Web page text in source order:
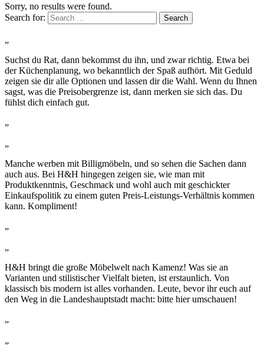
Sorry, no results were found.
Search for:
Search
„
Suchst du Rat, dann bekommst du ihn, und zwar richtig. Etwa bei
der Küchenplanung, wo bekanntlich der Spaß aufhört. Mit Geduld
zeigen sie dir alle Optionen und lassen dir die Wahl. Wenn du Ihnen
sagst, was die Preisobergrenze ist, dann merken sie sich das. Du
fühlst dich einfach gut.
„
„
Manche werben mit Billigmöbeln, und so sehen die Sachen dann
auch aus. Bei H&H hingegen zeigen sie, wie man mit
Produktkenntnis, Geschmack und wohl auch mit geschickter
Einkaufspolitik zu einem guten Preis-Leistungs-Verhältnis kommen
kann. Kompliment!
„
„
H&H bringt die große Möbelwelt nach Kamenz! Was sie an
Varianten und stilistischer Vielfalt bieten, ist erstaunlich. Von
klassisch bis modern ist alles vorhanden. Leute, bevor ihr euch auf
den Weg in die Landeshauptstadt macht: bitte hier umschauen!
„
„